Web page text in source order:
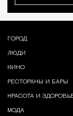
ГОРОД
ЛЮДИ
КИНО
РЕСТОРАНЫ И БАРЫ
КРАСОТА И
МОДА